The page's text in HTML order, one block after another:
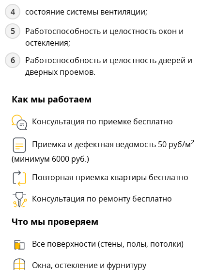
состояние системы вентиляции;
Работоспособность и целостность окон и
остекления;
Работоспособность и целостность дверей и
дверных проемов.
Как мы работаем
Консультация по приемке бесплатно
Приемка и дефектная ведомость 50 руб/м2
(минимум 6000 руб.)
Повторная приемка квартиры бесплатно
Консультация по ремонту бесплатно
Что мы проверяем
Все поверхности (стены, полы, потолки)
Окна, остекление и фурнитуру